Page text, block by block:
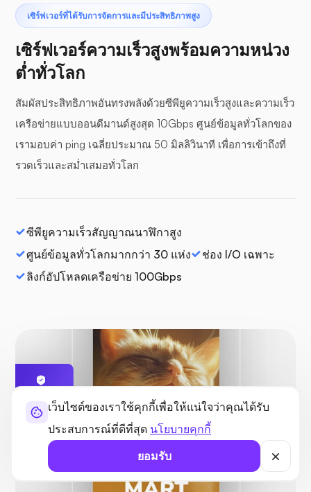
เว็บไซต์ของเราใช้คุกกี้เพื่อให้แน่ใจว่าคุณได้รับ
ประสบการณ์ที่ดีที่สุด นโยบายคุกกี้
ยอมรับ
เซิร์ฟเวอร์ที่ได้รับการจัดการและมีประสิทธิภาพสูง
เซิร์ฟเวอร์ความเร็วสูงพร้อมความหน่วง
ต่ำทั่วโลก
สัมผัสประสิทธิภาพอันทรงพลังด้วยซีพียูความเร็วสูงและความเร็ว
เครือข่ายแบบออนดีมานด์สูงสุด 10Gbps ศูนย์ข้อมูลทั่วโลกของ
เรามอบค่า ping เฉลี่ยประมาณ 50 มิลลิวินาที เพื่อการเข้าถึงที่
รวดเร็วและสม่ำเสมอทั่วโลก
ซีพียูความเร็วสัญญาณนาฬิกาสูง
ศูนย์ข้อมูลทั่วโลกมากกว่า 30 แห่ง
ช่อง I/O เฉพาะ
ลิงก์อัปโหลดเครือข่าย 100Gbps
คุ้มครอง
ไม่พบภัยคุกคาม